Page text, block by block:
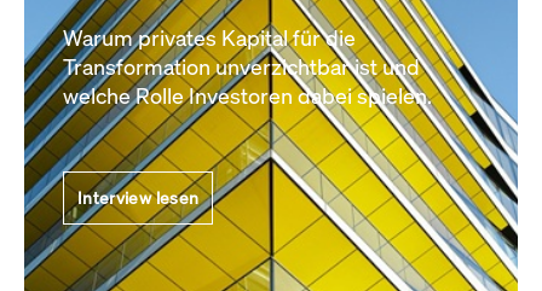
Warum privates Kapital für die
Transformation unverzichtbar ist und
welche Rolle Investoren dabei spielen.
Interview lesen